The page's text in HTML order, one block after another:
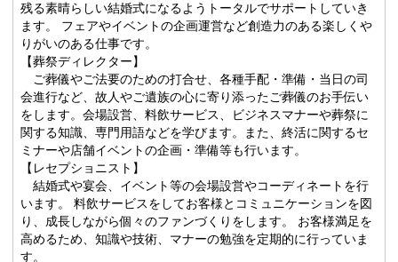
残る素晴らしい結婚式になるようトータルでサポートしていき
ます。 フェアやイベントの企画運営など創造力のある楽しくや
りがいのある仕事です。
【葬祭ディレクター】
ご葬儀やご法要のための打合せ、各種手配・準備・当日の司
会進行など、故人やご遺族の心に寄り添ったご葬儀のお手伝い
をします。会場設営、料飲サービス、ビジネスマナーや葬祭に
関する知識、専門用語などを学びます。また、終活に関するセ
ミナーや店舗イベントの企画・準備等も行います。
【レセプショニスト】
結婚式や宴会、イベント等の会場設営やコーディネートを行
います。 料飲サービスをしてお客様とコミュニケーションを図
り、成長しながら個々のファンづくりをします。 お客様満足を
高めるため、知識や技術、マナーの勉強を定期的に行っていま
す。